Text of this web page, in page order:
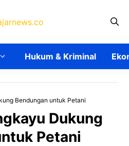
Hukum & Kriminal
Bendungan untuk Petani
Dukung
Petani